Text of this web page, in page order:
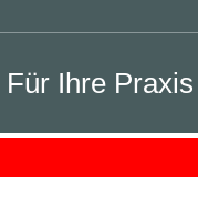
Für Ihre Praxis